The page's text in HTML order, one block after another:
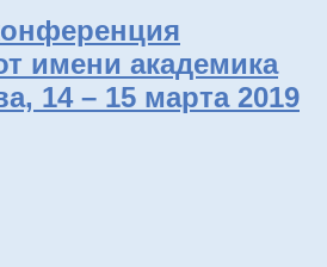
имени академика
14 – 15 марта 2019